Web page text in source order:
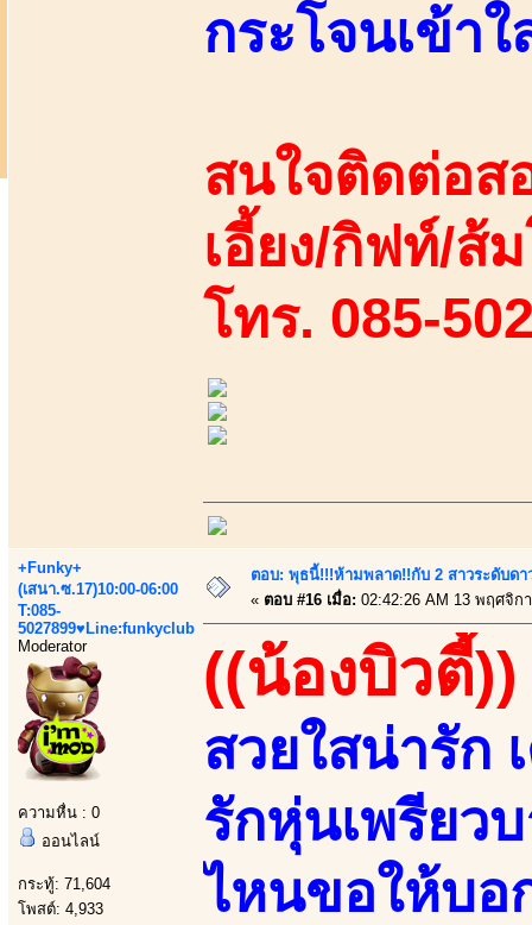
กระโจนเข้าใ
สนใจติดต่อส
เอี้ยง/กิฟท์/ส้
โทร. 085-
+Funky+
(เสนา.ซ.17)10:00-06:00
T:085-
5027899♥Line:funkyclub
Moderator
ความหื่น : 0
ออนไลน์
กระทู้: 71,604
โพสต์: 4,933
ตอบ: พุธนี้!!!ห้ามพลาด!!กับ 2 สาวระดับดา
« ตอบ #16 เมื่อ: 02:42:26 AM 13 พฤศจิก
((น้องบิวตี้))
สวยใสน่ารัก
รักหุ่นเพรียว
ไหนขอให้บอ